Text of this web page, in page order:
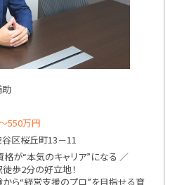
550万円
区桜丘町13－11
格が“本気のキャリア”になる ／
歩2分の好立地！
から“経営支援のプロ”を目指せる育